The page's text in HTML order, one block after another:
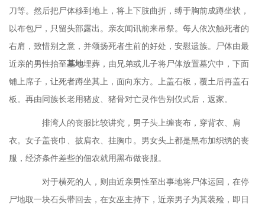
刀等。然后把尸体移到地上，将上下肢曲折，缚于胸前成蹲坐状，
以布包尸，只留头部露出。亲友闻讯前来吊祭。每人依次触死者的
右肩，致惜别之意，并颂扬死者生前的好处，安慰遗族。尸体由最
近亲的男性抬至墓地埋葬，由兄弟或儿子将尸体放置墓穴中，下面
铺上席子，让死者蹲坐其上，面向东方。上盖石板，覆土后再盖石
板。再由同族长老用猪皮、猪骨对亡灵作告别仪式后，返家。
排湾人的丧服比较讲究，男子头上缠丧布，穿背衣、肩
衣。女子盖丧巾、披肩衣、挂胸巾。男女头上都是黑布加织绣的丧
服，经济条件差些的佃农就用黑布做丧服。
对于横死的人，则由近亲男性至出事地将尸体运回，在停
尸地取一块石头带回去，在女巫主持下，近亲男子为其装殓，即日